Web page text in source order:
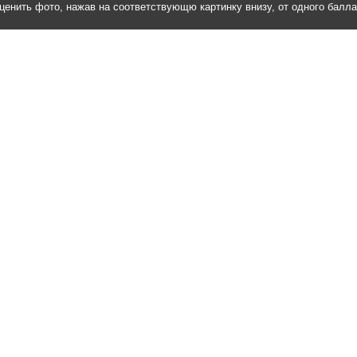
фото, нажав на соответствующю картинку внизу, от одного